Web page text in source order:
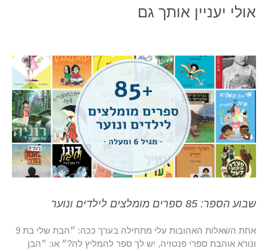
אולי יעניין אותך גם
שבוע הספר: 85 ספרים מומלצים לילדים ונוער
אחת השאלות האהובות עלי מתחילה בערך ככה: ״הבת שלי בת 9
ונורא אוהבת ספרי פנטזיה, יש לך ספר להמליץ לה?״ או: ״הבן